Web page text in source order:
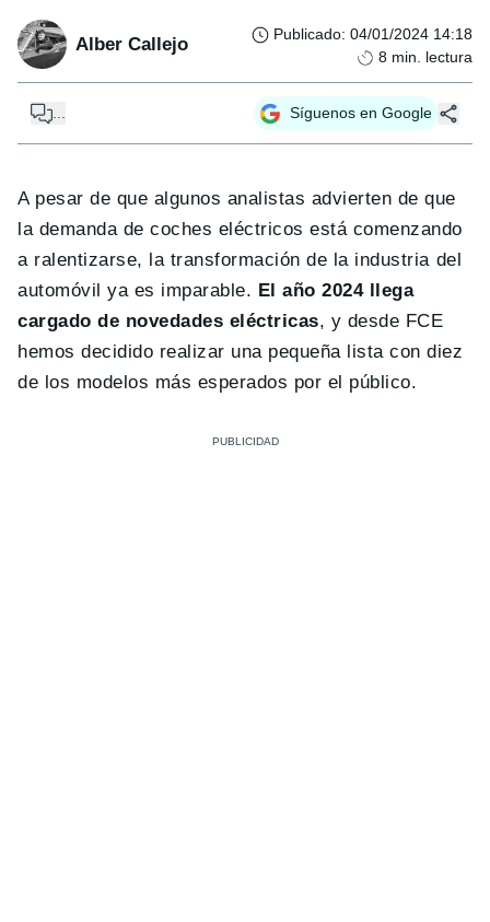
Alber Callejo Publicado: 04/01/2024 14:18
8 min. lectura
... Síguenos en Google
A pesar de que algunos analistas advierten de que
la demanda de coches eléctricos está comenzando
a ralentizarse, la transformación de la industria del
automóvil ya es imparable. El año 2024 llega
cargado de novedades eléctricas, y desde FCE
hemos decidido realizar una pequeña lista con diez
de los modelos más esperados por el público.